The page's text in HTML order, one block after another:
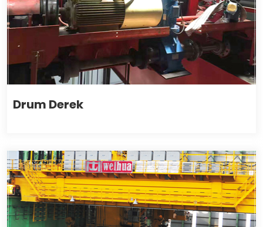
Drum Derek